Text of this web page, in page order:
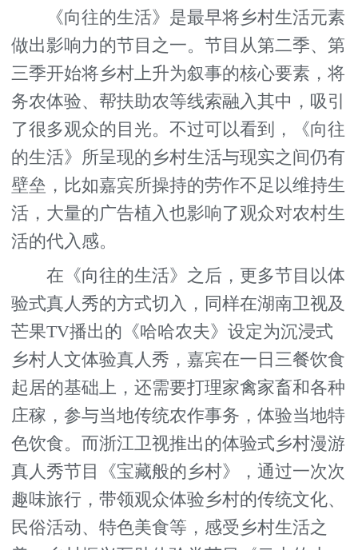
《向往的生活》是最早将乡村生活元素
做出影响力的节目之一。节目从第二季、第
三季开始将乡村上升为叙事的核心要素，将
务农体验、帮扶助农等线索融入其中，吸引
了很多观众的目光。不过可以看到，《向往
的生活》所呈现的乡村生活与现实之间仍有
壁垒，比如嘉宾所操持的劳作不足以维持生
活，大量的广告植入也影响了观众对农村生
活的代入感。
在《向往的生活》之后，更多节目以体
验式真人秀的方式切入，同样在湖南卫视及
芒果TV播出的《哈哈农夫》设定为沉浸式
乡村人文体验真人秀，嘉宾在一日三餐饮食
起居的基础上，还需要打理家禽家畜和各种
庄稼，参与当地传统农作事务，体验当地特
色饮食。而浙江卫视推出的体验式乡村漫游
真人秀节目《宝藏般的乡村》，通过一次次
趣味旅行，带领观众体验乡村的传统文化、
民俗活动、特色美食等，感受乡村生活之